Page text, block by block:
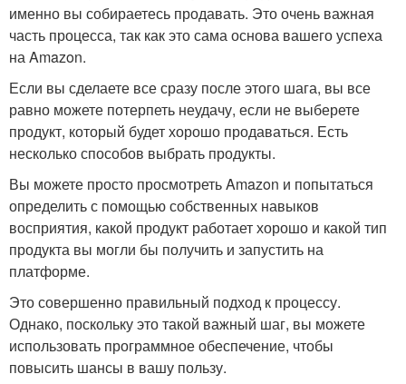
именно вы собираетесь продавать. Это очень важная
часть процесса, так как это сама основа вашего успеха
на Amazon.
Если вы сделаете все сразу после этого шага, вы все
равно можете потерпеть неудачу, если не выберете
продукт, который будет хорошо продаваться. Есть
несколько способов выбрать продукты.
Вы можете просто просмотреть Amazon и попытаться
определить с помощью собственных навыков
восприятия, какой продукт работает хорошо и какой тип
продукта вы могли бы получить и запустить на
платформе.
Это совершенно правильный подход к процессу.
Однако, поскольку это такой важный шаг, вы можете
использовать программное обеспечение, чтобы
повысить шансы в вашу пользу.